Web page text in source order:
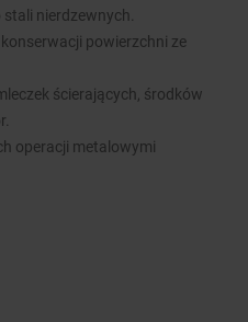
nierdzewnych.
powierzchni ze
ścierających, środków
operacji metalowymi